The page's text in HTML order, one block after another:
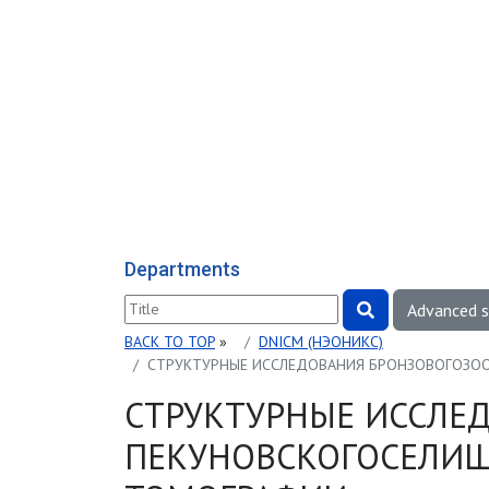
Departments
Advanced
BACK TO TOP »
DNICM (НЭОНИКС)
СТРУКТУРНЫЕ ИССЛЕДОВАНИЯ
СТРУКТУРНЫЕ